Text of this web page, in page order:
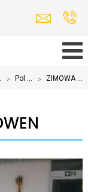
> Pol ... > ZIMOWA ...